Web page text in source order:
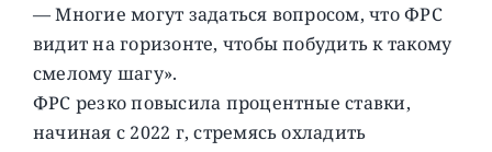
— Многие могут задаться вопросом, что ФРС
видит на горизонте, чтобы побудить к такому
смелому шагу».
ФРС резко повысила процентные ставки,
начиная с 2022 г, стремясь охладить